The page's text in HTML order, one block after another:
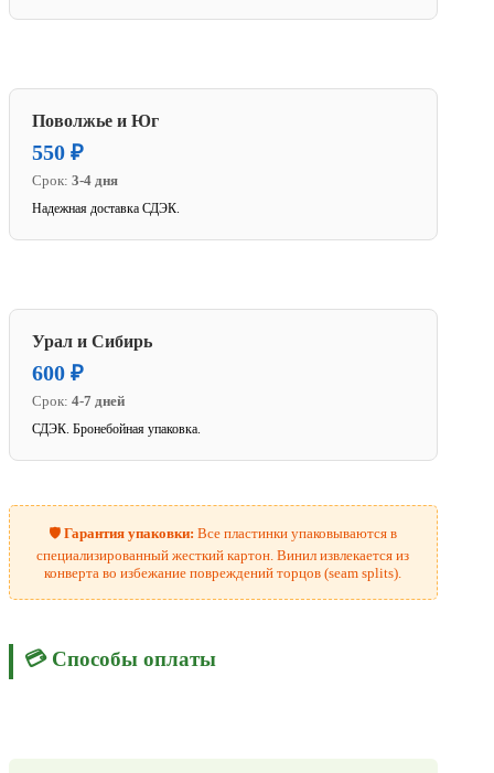
Поволжье и Юг
550 ₽
Срок: 3-4 дня
Надежная доставка СДЭК.
Урал и Сибирь
600 ₽
Срок: 4-7 дней
СДЭК. Бронебойная упаковка.
🛡️Гарантия упаковки: Все пластинки упаковываются в
специализированный жесткий картон. Винил извлекается из
конверта во избежание повреждений торцов (seam splits).
💳 Способы оплаты